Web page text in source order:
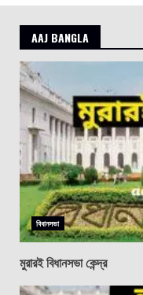
AAJ BANGLA
বিধানসভা
মুরারই বিধানসভা কেন্দ্র